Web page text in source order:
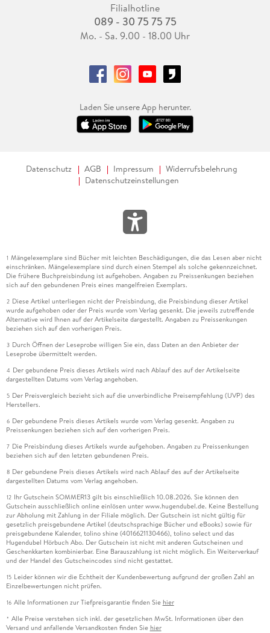
Filialhotline
089 - 30 75 75 75
Mo. - Sa. 9.00 - 18.00 Uhr
Laden Sie unsere App herunter.
Datenschutz AGB Impressum
Widerrufsbelehrung
Datenschutzeinstellungen
1 Mängelexemplare sind Bücher mit leichten Beschädigungen, die das Lesen aber nicht
einschränken. Mängelexemplare sind durch einen Stempel als solche gekennzeichnet.
Die frühere Buchpreisbindung ist aufgehoben. Angaben zu Preissenkungen beziehen
sich auf den gebundenen Preis eines mangelfreien Exemplars.
2 Diese Artikel unterliegen nicht der Preisbindung, die Preisbindung dieser Artikel
wurde aufgehoben oder der Preis wurde vom Verlag gesenkt. Die jeweils zutreffende
Alternative wird Ihnen auf der Artikelseite dargestellt. Angaben zu Preissenkungen
beziehen sich auf den vorherigen Preis.
3 Durch Öffnen der Leseprobe willigen Sie ein, dass Daten an den Anbieter der
Leseprobe übermittelt werden.
4 Der gebundene Preis dieses Artikels wird nach Ablauf des auf der Artikelseite
dargestellten Datums vom Verlag angehoben.
5 Der Preisvergleich bezieht sich auf die unverbindliche Preisempfehlung (UVP) des
Herstellers.
6 Der gebundene Preis dieses Artikels wurde vom Verlag gesenkt. Angaben zu
Preissenkungen beziehen sich auf den vorherigen Preis.
7 Die Preisbindung dieses Artikels wurde aufgehoben. Angaben zu Preissenkungen
beziehen sich auf den letzten gebundenen Preis.
8 Der gebundene Preis dieses Artikels wird nach Ablauf des auf der Artikelseite
dargestellten Datums vom Verlag angehoben.
12 Ihr Gutschein SOMMER13 gilt bis einschließlich 10.08.2026. Sie können den
Gutschein ausschließlich online einlösen unter www.hugendubel.de. Keine Bestellung
zur Abholung mit Zahlung in der Filiale möglich. Der Gutschein ist nicht gültig für
gesetzlich preisgebundene Artikel (deutschsprachige Bücher und eBooks) sowie für
preisgebundene Kalender, tolino shine (4016621130466), tolino select und das
Hugendubel Hörbuch Abo. Der Gutschein ist nicht mit anderen Gutscheinen und
Geschenkkarten kombinierbar. Eine Barauszahlung ist nicht möglich. Ein Weiterverkauf
und der Handel des Gutscheincodes sind nicht gestattet.
15 Leider können wir die Echtheit der Kundenbewertung aufgrund der großen Zahl an
Einzelbewertungen nicht prüfen.
16 Alle Informationen zur Tiefpreisgarantie finden Sie hier
* Alle Preise verstehen sich inkl. der gesetzlichen MwSt. Informationen über den
Versand und anfallende Versandkosten finden Sie hier